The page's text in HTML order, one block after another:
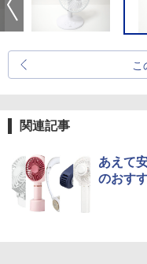
こ
関連記事
あえて
のおす